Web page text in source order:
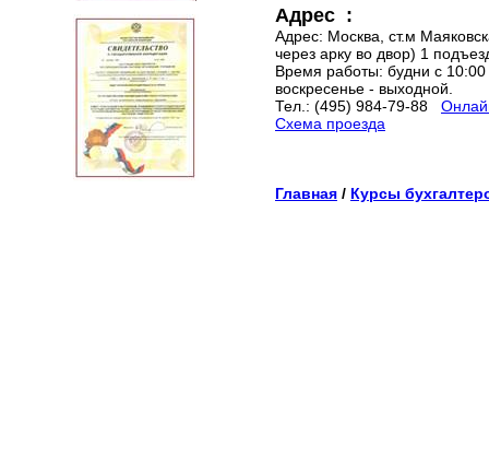
Адрес :
Адрес: Москва, ст.м
через арку во двор) 1
Время работы: будни с
воскресенье - выходной.
Тел.: (495) 984-79-88
Схема проезда
Главная / Курсы